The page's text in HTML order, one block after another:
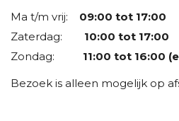
Ma t/m vrij: 09:00 tot 17:00
Zaterdag: 10:00 tot 17:00
Zondag: 11:00 tot 16:00
Bezoek is alleen mogelijk op